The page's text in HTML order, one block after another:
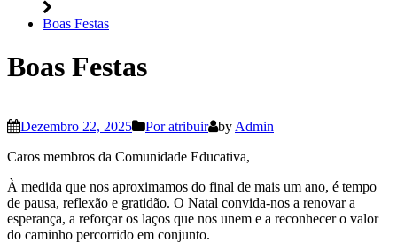
Boas Festas
Boas Festas
Dezembro 22, 2025 Por atribuir by Admin
Caros membros da Comunidade Educativa,
À medida que nos aproximamos do final de mais um ano, é tempo
de pausa, reflexão e gratidão. O Natal convida-nos a renovar a
esperança, a reforçar os laços que nos unem e a reconhecer o valor
do caminho percorrido em conjunto.